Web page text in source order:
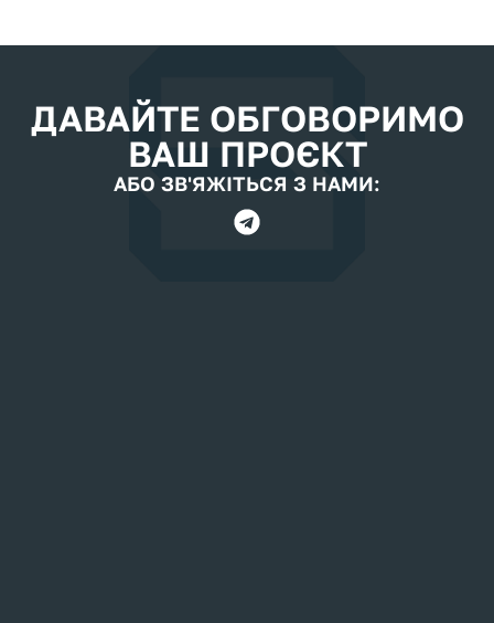
ДАВАЙТЕ ОБГОВОРИМО
ВАШ ПРОЄКТ
АБО ЗВ'ЯЖІТЬСЯ З НАМИ: